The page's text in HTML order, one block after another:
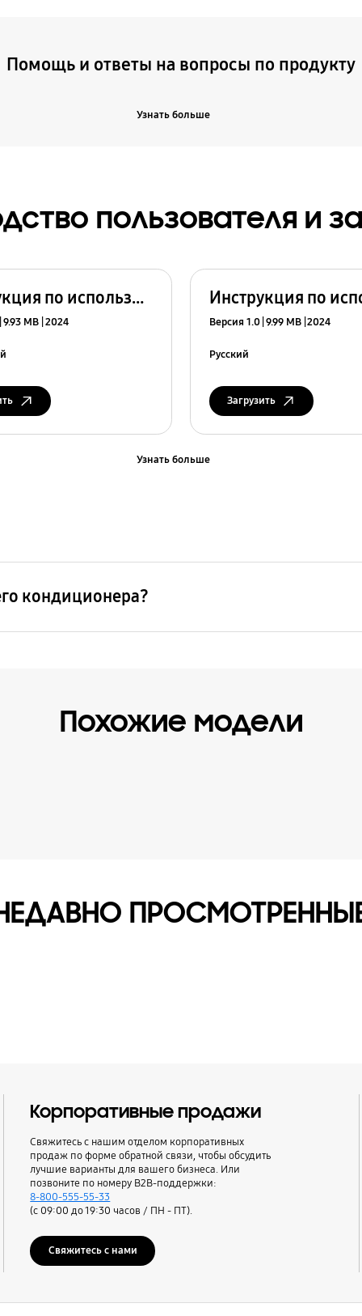
Помощь и ответы на вопросы по продукту
Узнать больше
пользователя и
Инструкция по использованию
9.93 MB 2024 Версия 1.0 9.99 MB 2024
Русский
Загрузить
Узнать больше
кондиционера?
Похожие модели
Корпоративные продажи
Свяжитесь с нашим отделом корпоративных
продаж по форме обратной связи, чтобы обсудить
лучшие варианты для вашего бизнеса. Или
позвоните по номеру B2B-поддержки:
8-800-555-55-33
(с 09:00 до 19:30 часов / ПН - ПТ).
Свяжитесь с нами